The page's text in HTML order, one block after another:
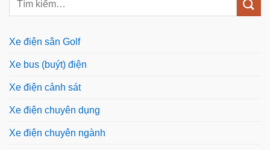
Xe điện sân Golf
Xe bus (buýt) điện
Xe điện cảnh sát
Xe điện chuyên dụng
Xe điện chuyên ngành